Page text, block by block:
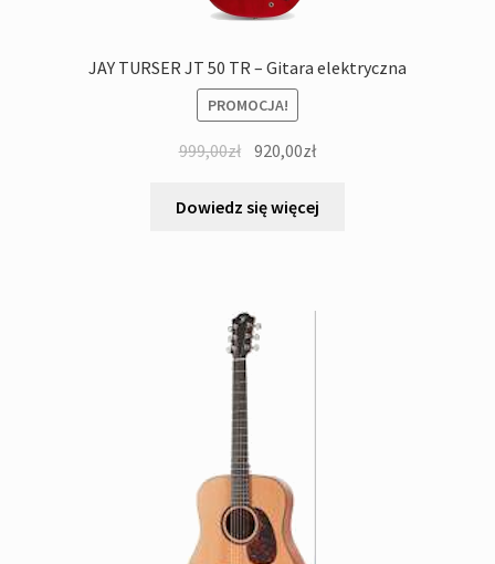
JAY TURSER JT 50 TR – Gitara elektryczna
PROMOCJA!
999,00zł Pierwotna
wynosiła:
920,00złAktualna
wynosi:
Dowiedz się więcej